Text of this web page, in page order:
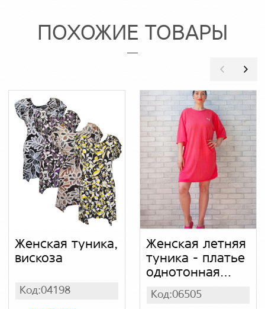
ПОХОЖИЕ ТОВАРЫ
Женская туника,
вискоза
Код:04198
Женская летняя
туника - платье
однотонная
свободного
кроя оверсайз,
Код:06505